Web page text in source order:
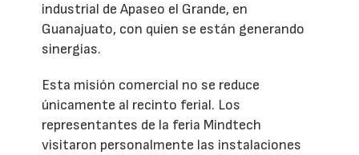
industrial de Apaseo el Grande, en
Guanajuato, con quien se están generando
sinergias.
Esta misión comercial no se reduce
únicamente al recinto ferial. Los
representantes de la feria Mindtech
visitaron personalmente las instalaciones